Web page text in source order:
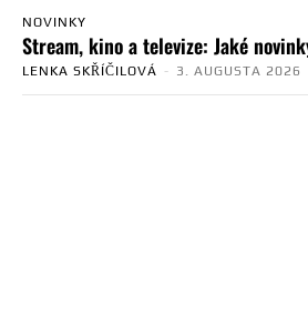
NOVINKY
Stream, kino a televize: Jaké
LENKA SKŘÍČILOVÁ - 3. AUGUSTA 2026